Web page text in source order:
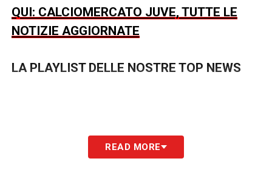
QUI: CALCIOMERCATO JUVE, TUTTE LE
NOTIZIE AGGIORNATE
LA PLAYLIST DELLE NOSTRE TOP NEWS
READ MORE